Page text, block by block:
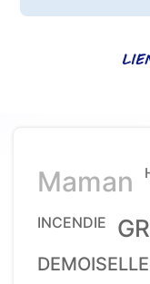
Maman
INCENDIE
DEMOISELLE